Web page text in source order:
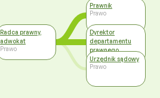
Radca prawny,
adwokat
Prawo
Prawnik
Prawo
Dyrektor
departamentu
prawnego
Zarządzanie
Urzędnik sądowy
Prawo